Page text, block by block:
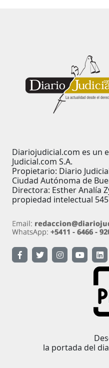
Diariojudicial.com es un
Judicial.com S.A.
Propietario: Diario
Ciudad Autónoma de
Directora: Esther Analía
propiedad intelectual
la portada del